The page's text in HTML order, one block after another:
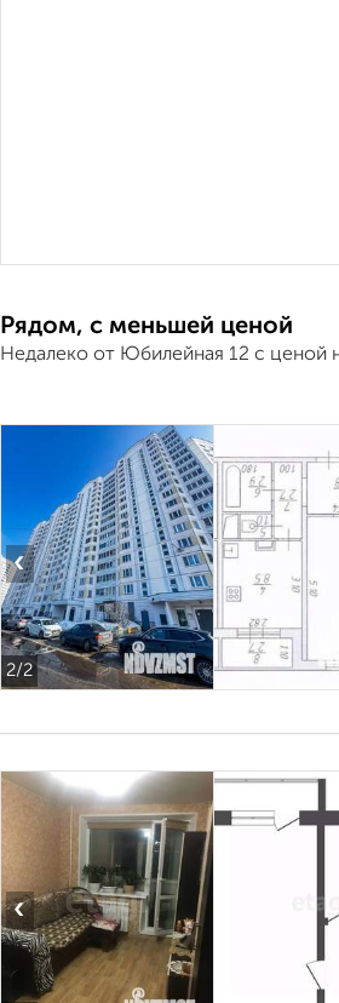
Рядом, с меньшей ценой
Недалеко от Юбилейная 12 с ценой
2/2
‹
‹